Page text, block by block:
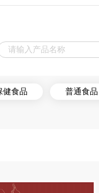
健食品 普通食品